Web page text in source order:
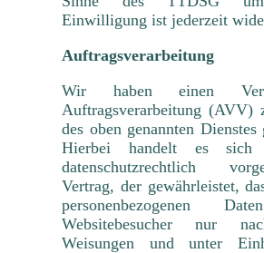
Einwilligung ist jederzeit
Auftragsverarbeitung
Wir haben einen
Auftragsverarbeitung (AVV)
des oben genannten Dienstes
Hierbei handelt es sich
datenschutzrechtlich
Vertrag, der gewährleistet,
personenbezogenen
Websitebesucher nur
Weisungen und unter